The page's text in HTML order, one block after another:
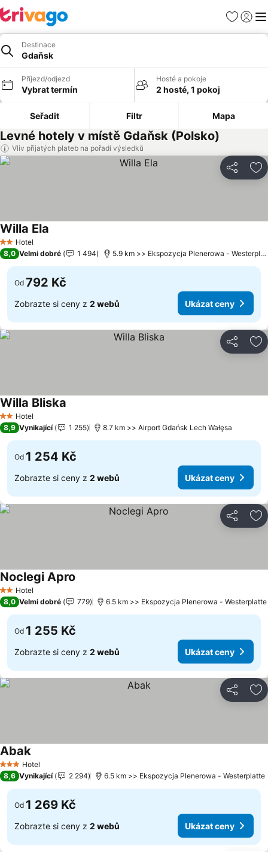
Oblíbené
Destinace
Gdaňsk
Příjezd/odjezd
Vybrat termín
Hosté a pokoje
2 hosté, 1 pokoj
Seřadit Filtr Mapa
Levné hotely v místě Gdaňsk (Polsko)
Vliv přijatých plateb na pořadí výsledků
Sdílet
2 Počet hvězdiček
Hotel
Willa Ela
8,0 Velmi dobré 1 494 5.9 km >> Ekspozycja Plenerowa -
Od 792 Kč
Zobrazte si ceny z 2 webů Ukázat ceny
Sdílet
2 Počet hvězdiček
Hotel
Willa Bliska
8,9 Vynikající 1 255 8.7 km >> Airport Gdańsk Lech Wałęsa
Od 1 254 Kč
Zobrazte si ceny z 2 webů Ukázat ceny
Sdílet
2 Počet hvězdiček
Hotel
Noclegi Apro
8,0 Velmi dobré 779 6.5 km >> Ekspozycja Plenerowa - Westerplatte
Od 1 255 Kč
Zobrazte si ceny z 2 webů Ukázat ceny
Sdílet
3 Počet hvězdiček
Hotel
AbakUkázat ceny
8,6 Vynikající 2 294 6.5 km >> Ekspozycja Plenerowa - Westerplatte
Od 1 269 Kč
Zobrazte si ceny z 2 webů Ukázat ceny